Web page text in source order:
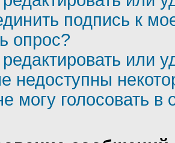
подпись к
опрос?
или
недоступны
могу голосовать в